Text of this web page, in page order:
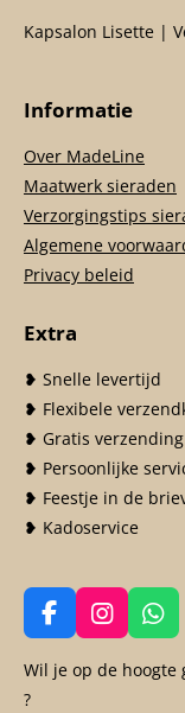
Kapsalon Lisette |
Informatie
Over MadeLine
Maatwerk sieraden
Verzorgingstips
Algemene
Privacy beleid
Extra
❥ Snelle levertijd
❥ Flexibele
❥ Gratis verzending
❥ Persoonlijke
❥ Feestje in de
❥ Kadoservice
F
a
c
I
n
s
W
h
a
Wil je op de hoogte
?